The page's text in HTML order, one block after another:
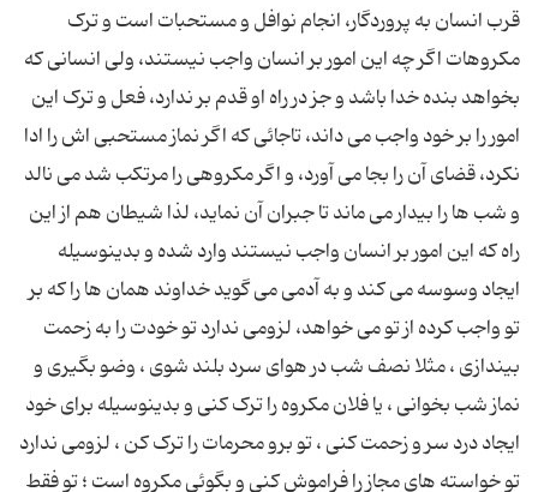
قرب انسان به پروردگار، انجام نوافل و مستحبات است و ترک
مکروهات اگر چه این امور بر انسان واجب نیستند، ولى انسانى که
بخواهد بنده خدا باشد و جز در راه او قدم بر ندارد، فعل و ترک این
امور را بر خود واجب مى داند، تاجائى که اگر نماز مستحبى اش را ادا
نکرد، قضاى آن را بجا مى آورد، و اگر مکروهى را مرتکب شد مى نالد
و شب ها را بیدار مى ماند تا جبران آن نماید، لذا شیطان هم از این
راه که این امور بر انسان واجب نیستند وارد شده و بدینوسیله
ایجاد وسوسه مى کند و به آدمى مى گوید خداوند همان ها را که بر
تو واجب کرده از تو مى خواهد، لزومى ندارد تو خودت را به زحمت
بیندازى ، مثلا نصف شب در هواى سرد بلند شوى ، وضو بگیرى و
نماز شب بخوانى ، یا فلان مکروه را ترک کنى و بدینوسیله براى خود
ایجاد درد سر و زحمت کنى ، تو برو محرمات را ترک کن ، لزومى ندارد
تو خواسته هاى مجاز را فراموش کنى و بگوئى مکروه است ؛ تو فقط